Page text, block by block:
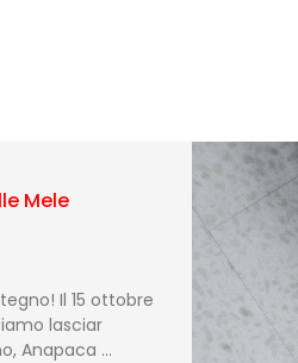
Mele
Il 15 ottobre
lasciar
Anapaca …